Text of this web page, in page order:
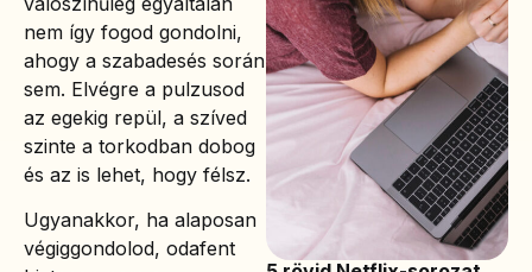
nem így fogod gondolni,
ahogy a szabadesés során
sem. Elvégre a pulzusod
az egekig repül, a szíved
szinte a torkodban dobog
és az is lehet, hogy félsz.
Ugyanakkor, ha alaposan
végiggondolod, odafent